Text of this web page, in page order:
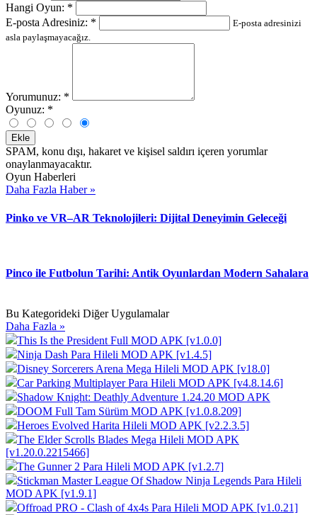
Hangi Oyun: *
E-posta Adresiniz: *
E-posta adresinizi
asla paylaşmayacağız.
Yorumunuz: *
Oyunuz: *
Ekle
SPAM, konu dışı, hakaret ve kişisel saldırı içeren yorumlar
onaylanmayacaktır.
Oyun Haberleri
Daha Fazla Haber »
Pinko ve VR–AR Teknolojileri: Dijital Deneyimin Geleceği
Pinco ile Futbolun Tarihi: Antik Oyunlardan Modern Sahalara
Bu Kategorideki Diğer Uygulamalar
Daha Fazla »
This Is the President Full MOD APK [v1.0.0]
Ninja Dash Para Hileli MOD APK [v1.4.5]
Disney Sorcerers Arena Mega Hileli MOD APK [v18.0]
Car Parking Multiplayer Para Hileli MOD APK [v4.8.14.6]
Shadow Knight: Deathly Adventure 1.24.20 MOD APK
DOOM Full Tam Sürüm MOD APK [v1.0.8.209]
Heroes Evolved Harita Hileli MOD APK [v2.2.3.5]
The Elder Scrolls Blades Mega Hileli MOD APK
[v1.20.0.2215466]
The Gunner 2 Para Hileli MOD APK [v1.2.7]
Stickman Master League Of Shadow Ninja Legends Para Hileli
MOD APK [v1.9.1]
Offroad PRO - Clash of 4x4s Para Hileli MOD APK [v1.0.21]